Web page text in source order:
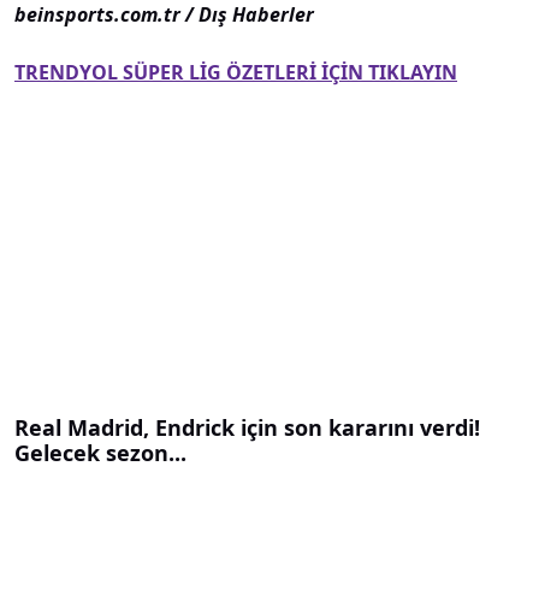
beinsports.com.tr / Dış Haberler
TRENDYOL SÜPER LİG ÖZETLERİ İÇİN TIKLAYIN
Real Madrid, Endrick için son kararını verdi!
Gelecek sezon...